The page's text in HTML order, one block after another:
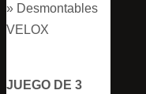
» Desmontables
VELOX
JUEGO DE 3